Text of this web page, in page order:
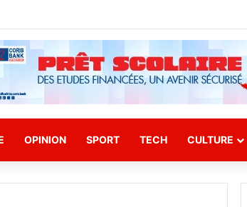
OPINION SPORT TECH CULTURE